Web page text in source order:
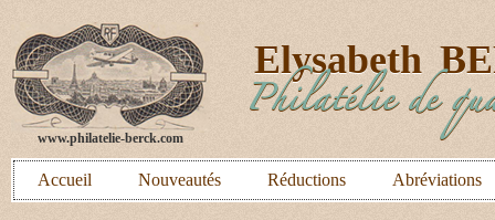
www.philatelie-berck.com
Elysabeth
Philatélie de
Accueil Nouveautés Réductions Abréviations